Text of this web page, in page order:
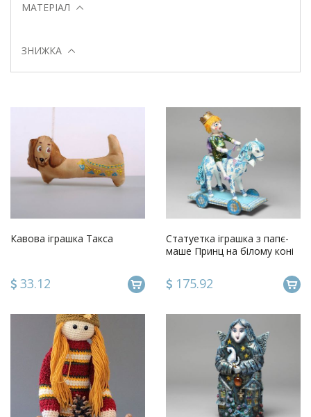
МАТЕРІАЛ
ЗНИЖКА
Кавова іграшка Такса
33.12
Статуетка іграшка з папє-
маше Принц на білому коні
175.92